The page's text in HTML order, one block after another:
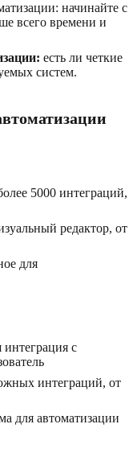
начинайте с
всего времени и
есть ли четкие
систем.
5000 интеграций,
редактор, от
для
интеграция с
интеграций, от
для автоматизации